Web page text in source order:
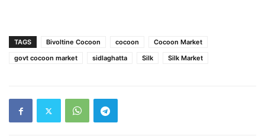
TAGS Bivoltine Cocoon cocoon
Cocoon Market
govt cocoon market
sidlaghatta Silk Silk Market